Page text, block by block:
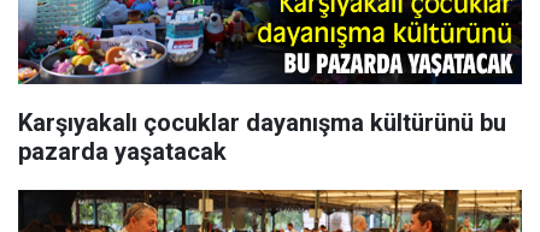
Karşıyakalı çocuklar dayanışma kültürünü bu
pazarda yaşatacak